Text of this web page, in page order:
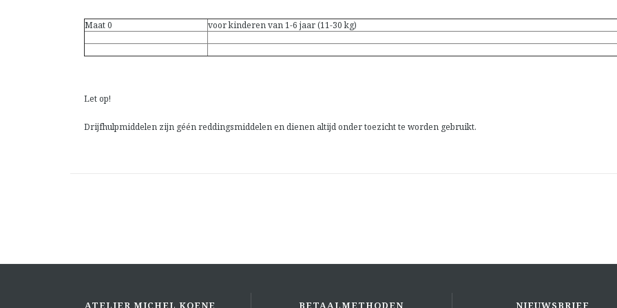
Maat 0 voor kinderen van 1-6 jaar (11-30 kg)
Let op!
Drijfhulpmiddelen zijn géén reddingsmiddelen en dienen altijd onder toezicht te worden gebruikt.
ATELIER MICHEL KOENE BETAALMETHODEN NIEUWSBRIEF